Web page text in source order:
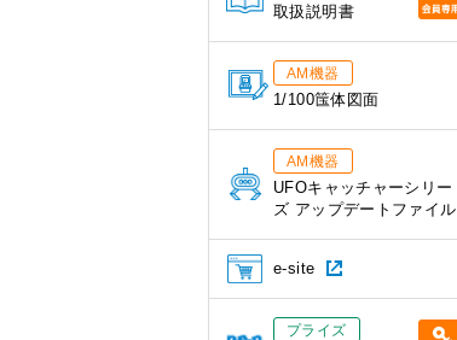
取扱説明書
AM機器
1/100筺体図面
AM機器
UFOキャッチャーシリー
ズ アップデートファイル
e-site
プライズ